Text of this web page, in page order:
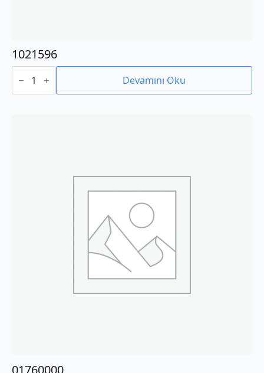
1021596
1021596
adet Devamını Oku
01760000